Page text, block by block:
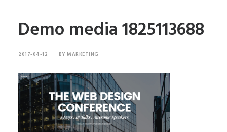
Demo media 1825113688
2017-04-12 | BY MARKETING